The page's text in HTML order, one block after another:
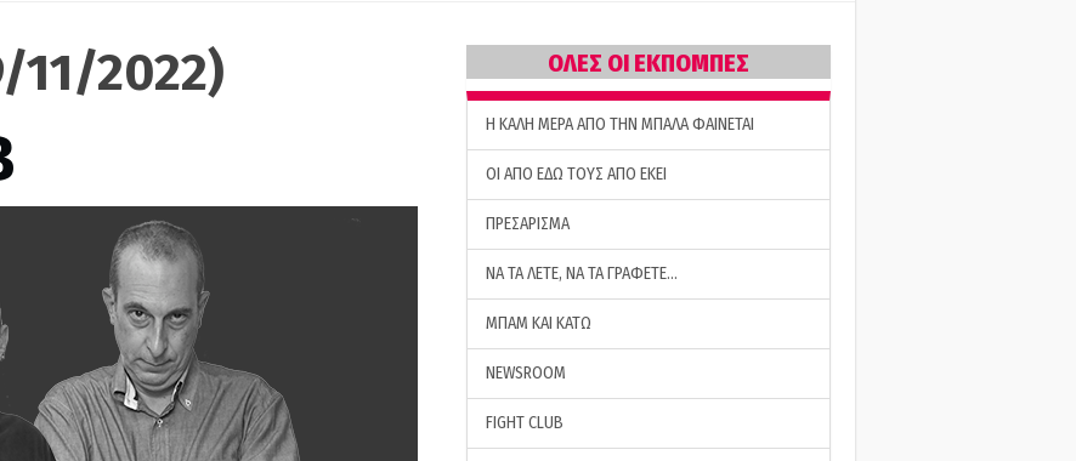
11/2022) ΟΛΕΣ ΟΙ ΕΚΠΟΜΠΕΣ
H ΚΑΛΗ ΜΕΡΑ ΑΠΟ ΤΗΝ ΜΠΑΛΑ ΦΑΙΝΕΤΑΙ
ΟΙ ΑΠΟ ΕΔΩ ΤΟΥΣ ΑΠΟ ΕΚΕΙ
ΠΡΕΣΑΡΙΣΜΑ
ΝΑ ΤΑ ΛΕΤΕ, ΝΑ ΤΑ ΓΡΑΦΕΤΕ…
ΜΠΑΜ ΚΑΙ ΚΑΤΩ
NEWSROOM
FIGHT CLUB